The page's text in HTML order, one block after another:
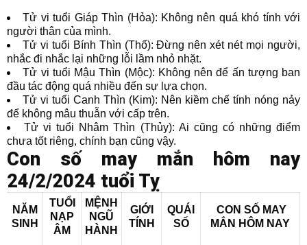
Tử vi tuổi Giáp Thìn (Hỏa): Không nên quá khó tính với
người thân của mình.
Tử vi tuổi Bính Thìn (Thổ): Đừng nên xét nét mọi người,
nhắc đi nhắc lại những lỗi lầm nhỏ nhặt.
Tử vi tuổi Mậu Thìn (Mộc): Không nên để ấn tượng ban
đầu tác động quá nhiều đến sự lựa chọn.
Tử vi tuổi Canh Thìn (Kim): Nên kiềm chế tính nóng nảy
để không mâu thuẫn với cấp trên.
Tử vi tuổi Nhâm Thìn (Thủy): Ai cũng có những điểm
chưa tốt riêng, chính bạn cũng vậy.
Con số may mắn hôm nay
24/2/2024 tuổi Tỵ
NĂM
SINH
TUỔI
NẠP
ÂM
MỆNH
NGŨ
HÀNH
GIỚI
TÍNH
QUÁI
SỐ
CON SỐ MAY
MẮN HÔM NAY